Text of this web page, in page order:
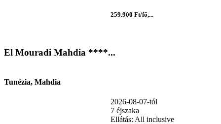
259.900 Ft/fő,...
El Mouradi Mahdia ****...
Tunézia, Mahdia
2026-08-07-tól
7 éjszaka
Ellátás: All inclusive